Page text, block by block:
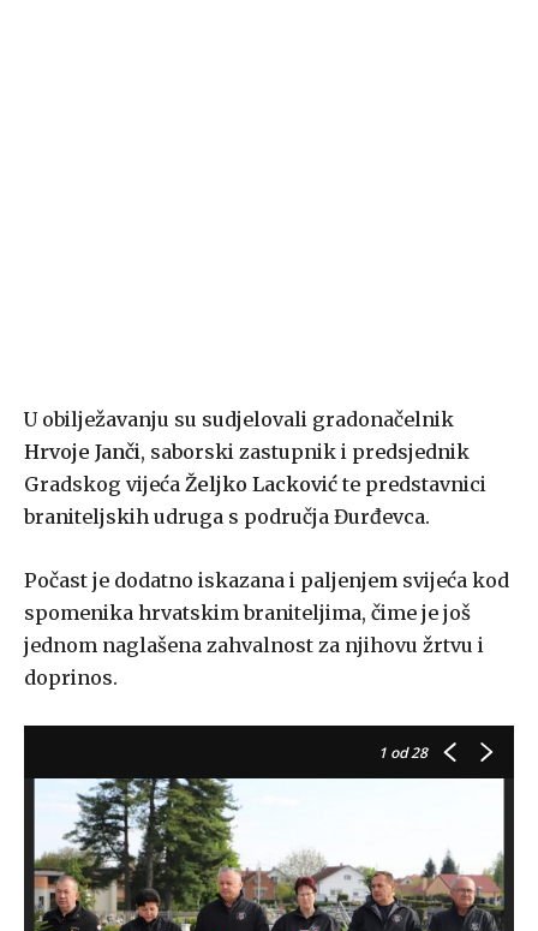
U obilježavanju su sudjelovali gradonačelnik
Hrvoje Janči, saborski zastupnik i predsjednik
Gradskog vijeća Željko Lacković te predstavnici
braniteljskih udruga s područja Đurđevca.
Počast je dodatno iskazana i paljenjem svijeća kod
spomenika hrvatskim braniteljima, čime je još
jednom naglašena zahvalnost za njihovu žrtvu i
doprinos.
1 od 28